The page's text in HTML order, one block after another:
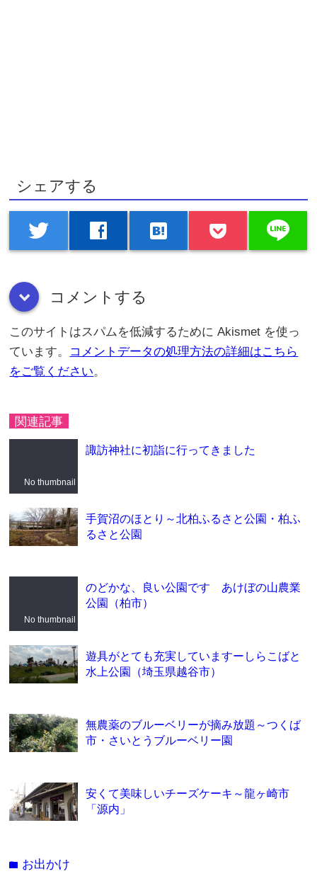
シェアする
twitter facebook hatenabookmark line
down コメントする
このサイトはスパムを低減するために Akismet を使っ
ています。 コメントデータの処理方法の詳細はこちら
をご覧ください。
関連記事
No thumbnail
諏訪神社に初詣に行ってきました
手賀沼のほとり～北柏ふるさと公園・柏ふ
るさと公園
No thumbnail
のどかな、良い公園です あけぼの山農業
公園（柏市）
遊具がとても充実していますーしらこばと
水上公園（埼玉県越谷市）
無農薬のブルーベリーが摘み放題～つくば
市・さいとうブルーベリー園
安くて美味しいチーズケーキ～龍ヶ崎市
「源内」
folder お出かけ